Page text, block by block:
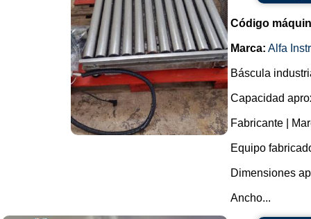
Código
Marca: Alfa
Báscula
Capacidad
Fabricante |
Equipo
Dimensiones
Ancho...